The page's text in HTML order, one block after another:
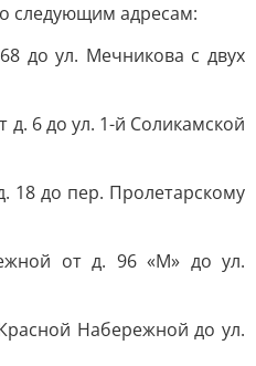
следующим адресам:
до ул. Мечникова с двух
д. 6 до ул. 1-й Соликамской
18 до пер. Пролетарскому
от д. 96 «М» до ул.
Набережной до ул.